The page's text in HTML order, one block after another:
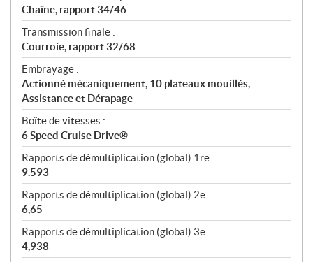
Chaîne, rapport 34/46
Transmission finale :
Courroie, rapport 32/68
Embrayage :
Actionné mécaniquement, 10 plateaux mouillés,
Assistance et Dérapage
Boîte de vitesses :
6 Speed Cruise Drive®
Rapports de démultiplication (global) 1re :
9.593
Rapports de démultiplication (global) 2e :
6,65
Rapports de démultiplication (global) 3e :
4,938